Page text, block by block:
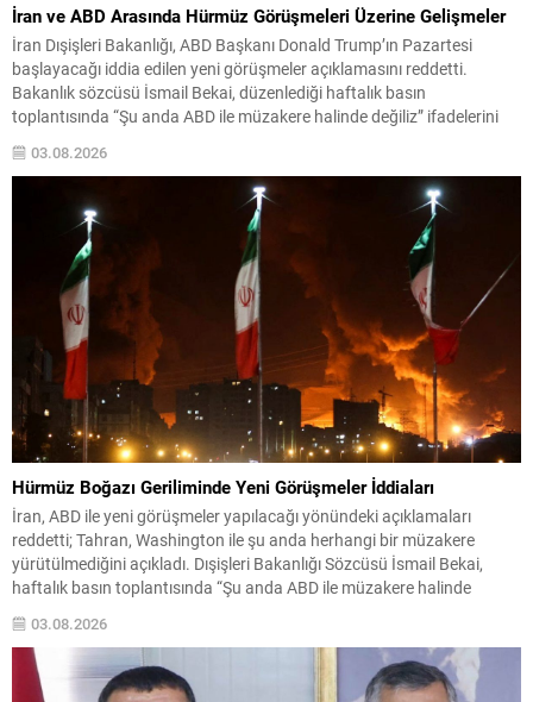
İran ve ABD Arasında Hürmüz Görüşmeleri Üzerine Gelişmeler
İran Dışişleri Bakanlığı, ABD Başkanı Donald Trump’ın Pazartesi
başlayacağı iddia edilen yeni görüşmeler açıklamasını reddetti.
Bakanlık sözcüsü İsmail Bekai, düzenlediği haftalık basın
toplantısında “Şu anda ABD ile müzakere halinde değiliz” ifadelerini
kullandı ve mevcut diplomatik temasların esasen Umman ile Hürmüz
Boğazı’nın geçiş güvenliğine ilişkin olduğunu belirtti. Hürmüz Boğazı,
03.08.2026
Hürmüz Boğazı Geriliminde Yeni Görüşmeler İddiaları
İran, ABD ile yeni görüşmeler yapılacağı yönündeki açıklamaları
reddetti; Tahran, Washington ile şu anda herhangi bir müzakere
yürütülmediğini açıkladı. Dışişleri Bakanlığı Sözcüsü İsmail Bekai,
haftalık basın toplantısında “Şu anda ABD ile müzakere halinde
değiliz” dedi ve devam eden temasların ağırlıklı olarak Hürmüz
Boğazı’nın güvenliğine ilişkin Umman ile sürdürüldüğünü belirtti.
Boğazın...
03.08.2026